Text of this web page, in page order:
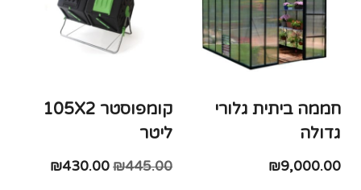
קומפוסטר 420 ליטר קומפוסטר 180 ליטר